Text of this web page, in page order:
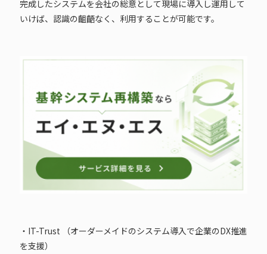
完成したシステムを会社の総意として現場に導入し運用して
いけば、認識の齟齬なく、利用することが可能です。
・IT-Trust （オーダーメイドのシステム導入で企業のDX推進
を支援）